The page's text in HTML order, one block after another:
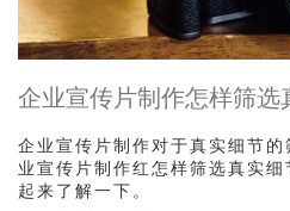
企业宣传片制作怎样筛选
企业宣传片制作对于真实细节
业宣传片制作红怎样筛选真实
起来了解一下。